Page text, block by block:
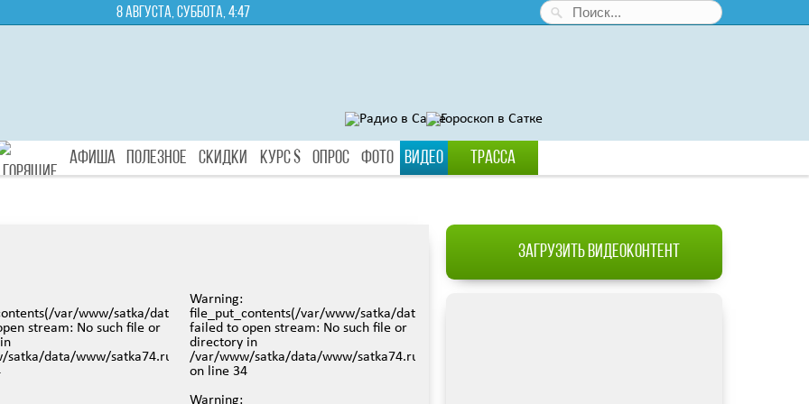
8 августа, суббота, 4:47
Афиша Полезное Скидки Курс $ Опрос Фото Видео Трасса
mqdefault.jpg):
mobreporter/index.php
var/www/satka/data/www/satka74.ru/images/video/99.jpg):
stream: No such file or
satka/data/www/satka74.ru/protected/views/mobreporter/index.php
Warning:
file_put_contents(/var/www/satka/data/www/satka74.ru/images/video/98.jpg):
failed to open stream: No such file or
directory in
/var/www/satka/data/www/satka74.ru/protected/views/mobreporter/index.php
on line 34
Warning:
Загрузить видеоконтент